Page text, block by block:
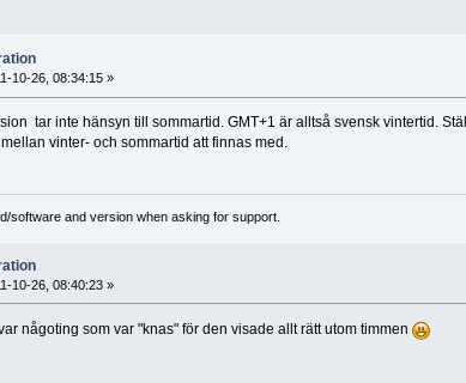
10-26, 08:34:15 »
tar inte hänsyn till sommartid. GMT+1 är alltså svensk vintertid.
vinter- och sommartid att finnas med.
software and version when asking for support.
10-26, 08:40:23 »
någoting som var "knas" för den visade allt rätt utom timmen